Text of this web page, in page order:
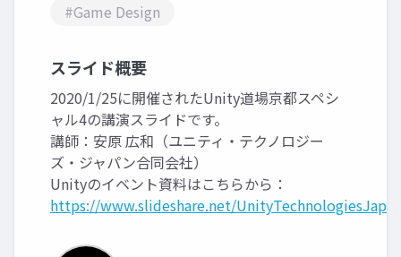
#Game Design
スライド概要
2020/1/25に開催されたUnity道場京都スペシ
ャル4の講演スライドです。
講師：安原 広和（ユニティ・テクノロジー
ズ・ジャパン合同会社）
Unityのイベント資料はこちらから：
https://www.slideshare.net/